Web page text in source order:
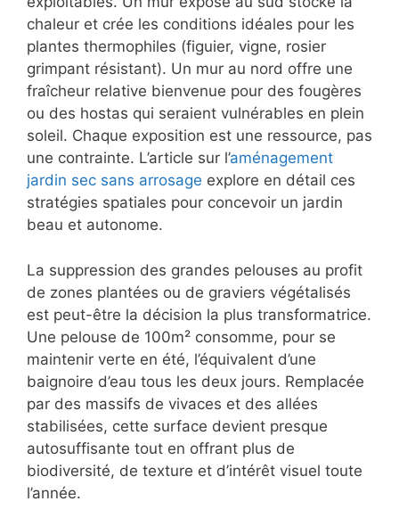
chaleur et crée les conditions idéales pour les
plantes thermophiles (figuier, vigne, rosier
grimpant résistant). Un mur au nord offre une
fraîcheur relative bienvenue pour des fougères
ou des hostas qui seraient vulnérables en plein
soleil. Chaque exposition est une ressource, pas
une contrainte. L’article sur l’aménagement
jardin sec sans arrosage explore en détail ces
stratégies spatiales pour concevoir un jardin
beau et autonome.
La suppression des grandes pelouses au profit
de zones plantées ou de graviers végétalisés
est peut-être la décision la plus transformatrice.
Une pelouse de 100m² consomme, pour se
maintenir verte en été, l’équivalent d’une
baignoire d’eau tous les deux jours. Remplacée
par des massifs de vivaces et des allées
stabilisées, cette surface devient presque
autosuffisante tout en offrant plus de
biodiversité, de texture et d’intérêt visuel toute
l’année.